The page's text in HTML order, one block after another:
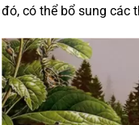
đó, có thể bổ sung các